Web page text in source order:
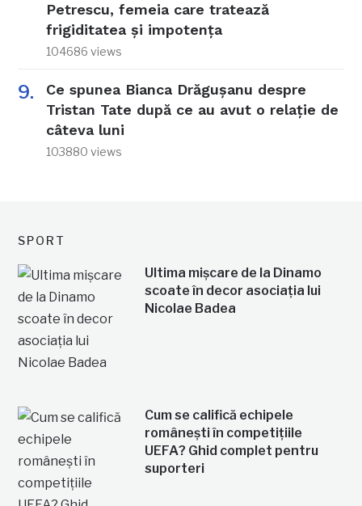
Petrescu, femeia care tratează
frigiditatea și impotența
104686 views
Ce spunea Bianca Drăgușanu despre
Tristan Tate după ce au avut o relație de
câteva luni
103880 views
SPORT
Ultima mișcare de la Dinamo
scoate în decor asociația lui
Nicolae Badea
Cum se califică echipele
românești în competițiile
UEFA? Ghid complet pentru
suporteri